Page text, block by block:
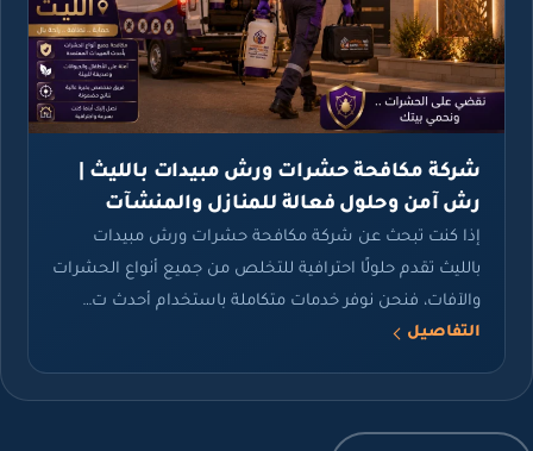
شركة مكافحة حشرات ورش مبيدات بالليث |
رش آمن وحلول فعالة للمنازل والمنشآت
إذا كنت تبحث عن شركة مكافحة حشرات ورش مبيدات
بالليث تقدم حلولًا احترافية للتخلص من جميع أنواع الحشرات
والآفات، فنحن نوفر خدمات متكاملة باستخدام أحدث ت…
التفاصيل